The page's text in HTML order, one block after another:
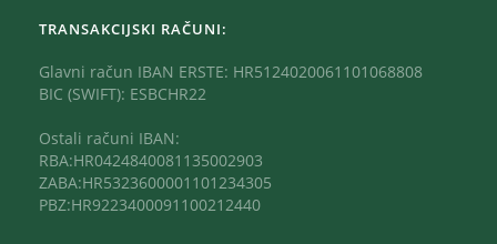
TRANSAKCIJSKI RAČUNI:
Glavni račun IBAN ERSTE: HR5124020061101068808
BIC (SWIFT): ESBCHR22
Ostali računi IBAN:
RBA:HR0424840081135002903
ZABA:HR5323600001101234305
PBZ:HR9223400091100212440